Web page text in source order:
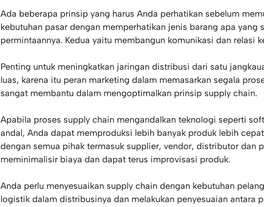
Ada beberapa prinsip yang harus Anda perhatikan sebelum
kebutuhan pasar dengan memperhatikan jenis barang apa yang
permintaannya. Kedua yaitu membangun komunikasi dan relasi
Penting untuk meningkatkan jaringan distribusi dari satu
luas, karena itu peran marketing dalam memasarkan segala
sangat membantu dalam mengoptimalkan prinsip supply chain.
Apabila proses supply chain mengandalkan teknologi seperti
andal, Anda dapat memproduksi lebih banyak produk lebih
dengan semua pihak termasuk supplier, vendor, distributor dan
meminimalisir biaya dan dapat terus improvisasi produk.
Anda perlu menyesuaikan supply chain dengan kebutuhan
logistik dalam distribusinya dan melakukan penyesuaian antara